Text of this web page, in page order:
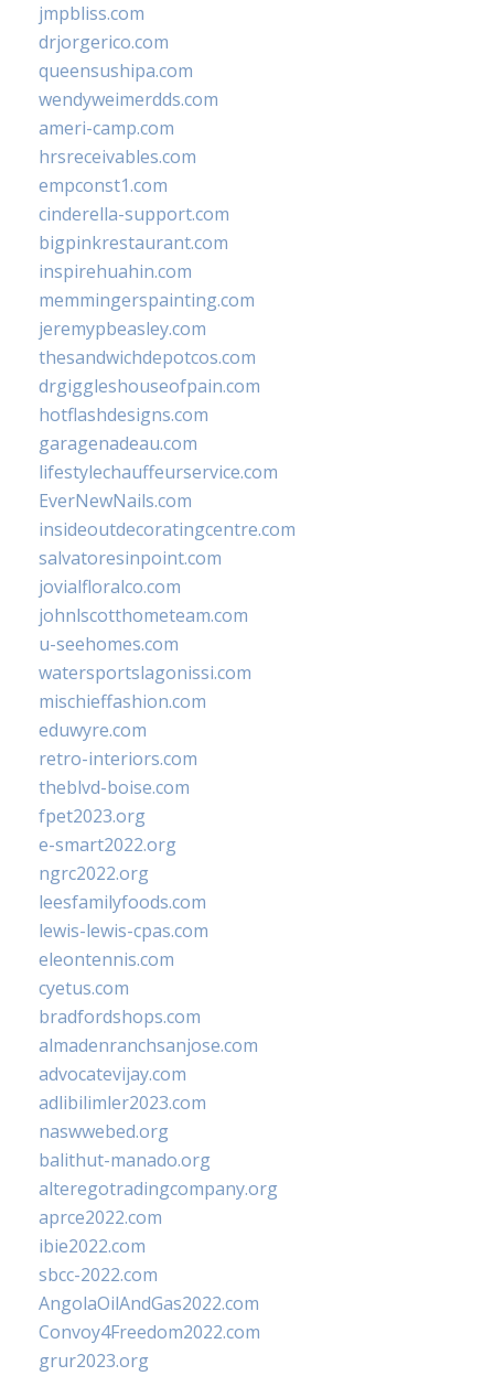
jmpbliss.com
drjorgerico.com
queensushipa.com
wendyweimerdds.com
ameri-camp.com
hrsreceivables.com
empconst1.com
cinderella-support.com
bigpinkrestaurant.com
inspirehuahin.com
memmingerspainting.com
jeremypbeasley.com
thesandwichdepotcos.com
drgiggleshouseofpain.com
hotflashdesigns.com
garagenadeau.com
lifestylechauffeurservice.com
EverNewNails.com
insideoutdecoratingcentre.com
salvatoresinpoint.com
jovialfloralco.com
johnlscotthometeam.com
u-seehomes.com
watersportslagonissi.com
mischieffashion.com
eduwyre.com
retro-interiors.com
theblvd-boise.com
fpet2023.org
e-smart2022.org
ngrc2022.org
leesfamilyfoods.com
lewis-lewis-cpas.com
eleontennis.com
cyetus.com
bradfordshops.com
almadenranchsanjose.com
advocatevijay.com
adlibilimler2023.com
naswwebed.org
balithut-manado.org
alteregotradingcompany.org
aprce2022.com
ibie2022.com
sbcc-2022.com
AngolaOilAndGas2022.com
Convoy4Freedom2022.com
grur2023.org